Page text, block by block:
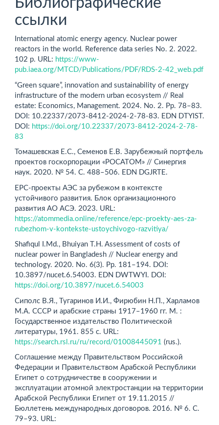
ссылки
International atomic energy agency. Nuclear power
reactors in the world. Reference data series No. 2. 2022.
102 p. URL: https://www-
pub.iaea.org/MTCD/Publications/PDF/RDS-2-42_web.pdf
“Green square”, innovation and sustainability of energy
infrastructure of the modern urban ecosystem // Real
estate: Economics, Management. 2024. No. 2. Рр. 78–83.
DOI: 10.22337/2073-8412-2024-2-78-83. EDN DTYIST.
DOI: https://doi.org/10.22337/2073-8412-2024-2-78-
83
Томашевская Е.С., Семенов Е.В. Зарубежный портфель
проектов госкорпорации «РОСАТОМ» // Синергия
наук. 2020. № 54. С. 488–506. EDN DGJRTE.
EPC-проекты АЭС за рубежом в контексте
устойчивого развития. Блок организационного
развития АО АСЭ. 2023. URL:
https://atommedia.online/reference/epc-proekty-aes-za-
rubezhom-v-kontekste-ustoychivogo-razvitiya/
Shafiqul I.Md., Bhuiyan T.H. Assessment of costs of
nuclear power in Bangladesh // Nuclear energy and
technology. 2020. No. 6(3). Pp. 181–194. DOI:
10.3897/nucet.6.54003. EDN DWTWYI. DOI:
https://doi.org/10.3897/nucet.6.54003
Сиполс В.Я., Тугаринов И.И., Фирюбин Н.П., Харламов
М.А. СССР и арабские страны 1917–1960 гг. М. :
Государственное издательство Политической
литературы, 1961. 855 с. URL:
https://search.rsl.ru/ru/record/01008445091 (rus.).
Соглашение между Правительством Российской
Федерации и Правительством Арабской Республики
Египет о сотрудничестве в сооружении и
эксплуатации атомной электростанции на территории
Арабской Республики Египет от 19.11.2015 //
Бюллетень международных договоров. 2016. № 6. С.
79–93. URL: